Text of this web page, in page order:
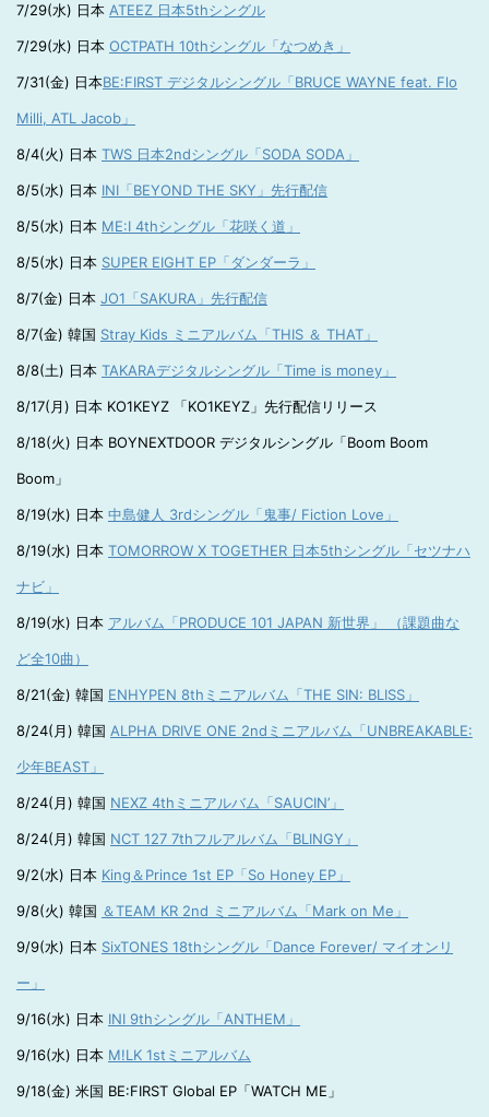
7/29(水) 日本 ATEEZ 日本5thシングル
7/29(水) 日本 OCTPATH 10thシングル「なつめき」
7/31(金) 日本BE:FIRST デジタルシングル「BRUCE WAYNE feat. Flo
Milli, ATL Jacob」
8/4(火) 日本 TWS 日本2ndシングル「SODA SODA」
8/5(水) 日本 INI「BEYOND THE SKY」先行配信
8/5(水) 日本 ME:I 4thシングル「花咲く道」
8/5(水) 日本 SUPER EIGHT EP「ダンダーラ」
8/7(金) 日本 JO1「SAKURA」先行配信
8/7(金) 韓国 Stray Kids ミニアルバム「THIS ＆ THAT」
8/8(土) 日本 TAKARAデジタルシングル「Time is money」
8/17(月) 日本 KO1KEYZ 「KO1KEYZ」先行配信リリース
8/18(火) 日本 BOYNEXTDOOR デジタルシングル「Boom Boom
Boom」
8/19(水) 日本 中島健人 3rdシングル「鬼事/ Fiction Love」
8/19(水) 日本 TOMORROW X TOGETHER 日本5thシングル「セツナハ
ナビ」
8/19(水) 日本 アルバム「PRODUCE 101 JAPAN 新世界」 （課題曲な
ど全10曲）
8/21(金) 韓国 ENHYPEN 8thミニアルバム「THE SIN: BLISS」
8/24(月) 韓国 ALPHA DRIVE ONE 2ndミニアルバム「UNBREAKABLE:
少年BEAST」
8/24(月) 韓国 NEXZ 4thミニアルバム「SAUCIN’」
8/24(月) 韓国 NCT 127 7thフルアルバム「BLINGY」
9/2(水) 日本 King＆Prince 1st EP「So Honey EP」
9/8(火) 韓国 ＆TEAM KR 2nd ミニアルバム「Mark on Me」
9/9(水) 日本 SixTONES 18thシングル「Dance Forever/ マイオンリ
ー」
9/16(水) 日本 INI 9thシングル「ANTHEM」
9/16(水) 日本 M!LK 1stミニアルバム
9/18(金) 米国 BE:FIRST Global EP「WATCH ME」